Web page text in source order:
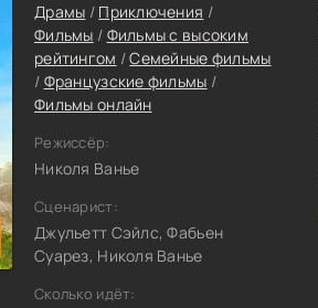
Драмы / Приключения /
Фильмы / Фильмы с высоким
рейтингом /Семейные фильмы
/ Французские фильмы /
Фильмы онлайн
Режиссёр:
Николя Ванье
Сценарист:
Джульетт Сэйлс, Фабьен
Суарез, Николя Ванье
Сколько идёт: